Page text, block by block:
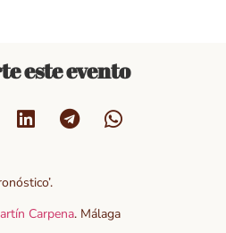
este evento
Carpena. Málaga